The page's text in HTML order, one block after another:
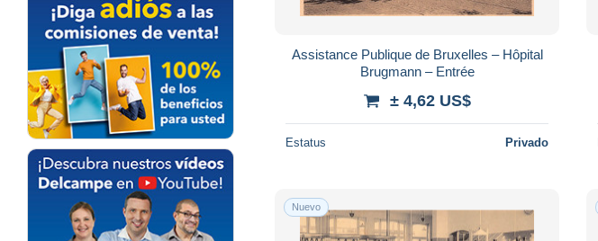
Assistance Publique de Bruxelles – Hôpital
Brugmann – Entrée
± 4,62 US$
Estatus Privado
Nuevo